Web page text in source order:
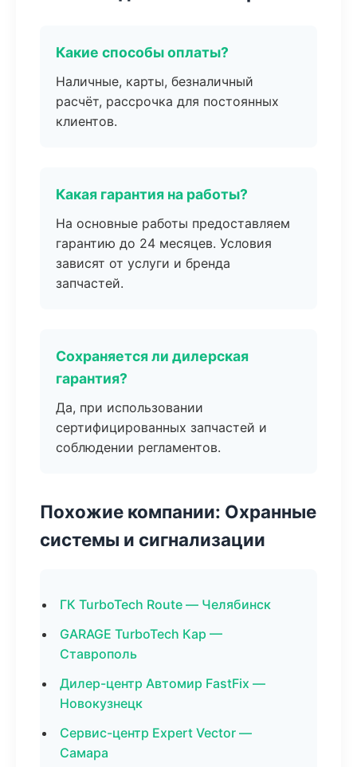
Какие способы оплаты?
Наличные, карты, безналичный
расчёт, рассрочка для постоянных
клиентов.
Какая гарантия на работы?
На основные работы предоставляем
гарантию до 24 месяцев. Условия
зависят от услуги и бренда
запчастей.
Сохраняется ли дилерская
гарантия?
Да, при использовании
сертифицированных запчастей и
соблюдении регламентов.
Похожие компании: Охранные
системы и сигнализации
ГК TurboTech Route — Челябинск
GARAGE TurboTech Кар —
Ставрополь
Дилер-центр Автомир FastFix —
Новокузнецк
Сервис-центр Expert Vector —
Самара